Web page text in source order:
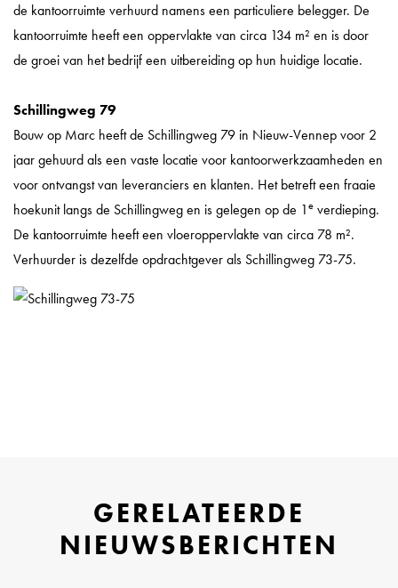
de kantoorruimte verhuurd namens een particuliere belegger. De
kantoorruimte heeft een oppervlakte van circa 134 m² en is door
de groei van het bedrijf een uitbereiding op hun huidige locatie.
Schillingweg 79
Bouw op Marc heeft de Schillingweg 79 in Nieuw-Vennep voor 2
jaar gehuurd als een vaste locatie voor kantoorwerkzaamheden en
voor ontvangst van leveranciers en klanten. Het betreft een fraaie
hoekunit langs de Schillingweg en is gelegen op de 1 e verdieping.
De kantoorruimte heeft een vloeroppervlakte van circa 78 m².
Verhuurder is dezelfde opdrachtgever als Schillingweg 73-75.
GERELATEERDE
NIEUWSBERICHTEN